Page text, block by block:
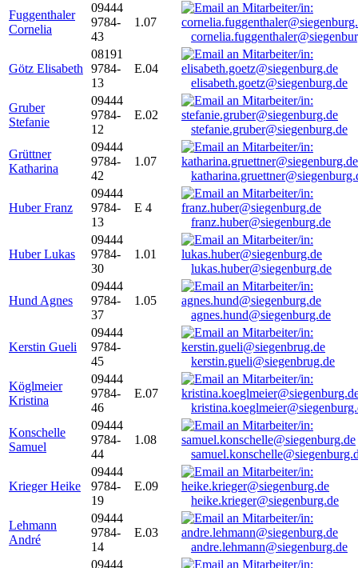
Fuggenthaler
Cornelia
09444
9784-
43
1.07
Götz Elisabeth
08191
9784-
13
E.04
elisabeth.goetz@siegenburg.de
Gruber
Stefanie
09444
9784-
12
E.02
stefanie.gruber@siegenburg.de
Grüttner
Katharina
09444
9784-
42
1.07
Huber Franz
09444
9784-
13
E 4
franz.huber@siegenburg.de
Huber Lukas
09444
9784-
30
1.01
lukas.huber@siegenburg.de
Hund Agnes
09444
9784-
37
1.05
agnes.hund@siegenburg.de
Kerstin Gueli
09444
9784-
45
kerstin.gueli@siegenbrug.de
Köglmeier
Kristina
09444
9784-
46
E.07
Konschelle
Samuel
09444
9784-
44
1.08
Krieger Heike
09444
9784-
19
E.09
heike.krieger@siegenburg.de
Lehmann
André
09444
9784-
14
E.03
andre.lehmann@siegenburg.de
09444